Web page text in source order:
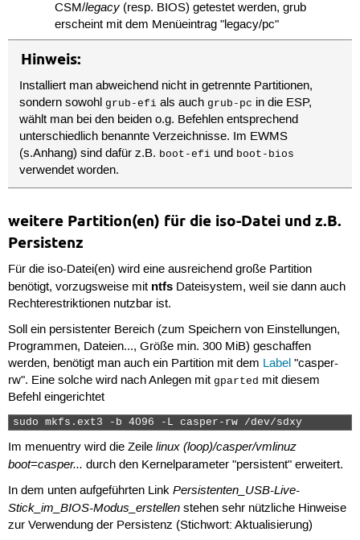
CSM/legacy (resp. BIOS) getestet werden, grub
erscheint mit dem Menüeintrag "legacy/pc"
Hinweis:
Installiert man abweichend nicht in getrennte Partitionen,
sondern sowohl grub-efi als auch grub-pc in die ESP,
wählt man bei den beiden o.g. Befehlen entsprechend
unterschiedlich benannte Verzeichnisse. Im EWMS
(s.Anhang) sind dafür z.B. boot-efi und boot-bios
verwendet worden.
weitere Partition(en) für die iso-Datei und z.B.
Persistenz
Für die iso-Datei(en) wird eine ausreichend große Partition
benötigt, vorzugsweise mit ntfsDateisystem, weil sie dann auch
Rechterestriktionen nutzbar ist.
Soll ein persistenter Bereich (zum Speichern von Einstellungen,
Programmen, Dateien..., Größe min. 300 MiB) geschaffen
werden, benötigt man auch ein Partition mit dem Label "casper-
rw". Eine solche wird nach Anlegen mit gparted mit diesem
Befehl eingerichtet
sudo mkfs.ext3 -b 4096 -L casper-rw /dev/sdxy
Im menuentry wird die Zeile linux (loop)/casper/vmlinuz
boot=casper... durch den Kernelparameter "persistent" erweitert.
In dem unten aufgeführten Link Persistenten_USB-Live-
Stick_im_BIOS-Modus_erstellenstehen sehr nützliche Hinweise
zur Verwendung der Persistenz (Stichwort: Aktualisierung)